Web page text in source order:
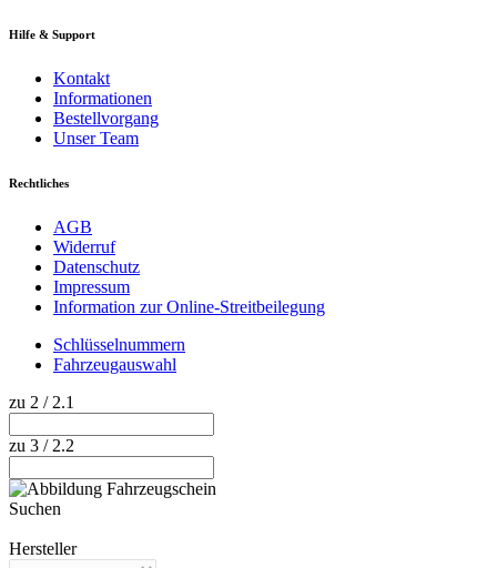
Hilfe & Support
Kontakt
Informationen
Bestellvorgang
Unser Team
Rechtliches
AGB
Widerruf
Datenschutz
Impressum
Information zur Online-Streitbeilegung
Schlüsselnummern
Fahrzeugauswahl
zu 2 / 2.1
zu 3 / 2.2
Suchen
Hersteller